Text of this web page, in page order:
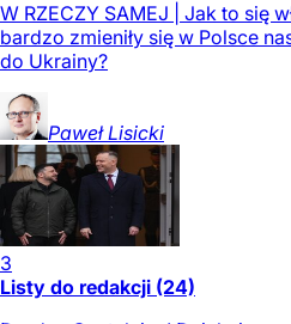
W RZECZY SAMEJ | Jak to się
bardzo zmieniły się w Polsce
do Ukrainy?
Paweł Lisicki
3
Listy do redakcji (24)